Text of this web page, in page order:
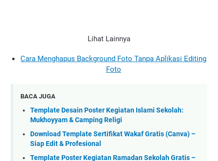
Lihat Lainnya
Cara Menghapus Background Foto Tanpa Aplikasi Editing
Foto
BACA JUGA
Template Desain Poster Kegiatan Islami Sekolah:
Mukhoyyam & Camping Religi
Download Template Sertifikat Wakaf Gratis (Canva) –
Siap Edit & Profesional
Template Poster Kegiatan Ramadan Sekolah Gratis –